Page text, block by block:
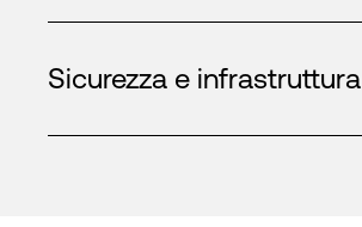
Sicurezza e infrastruttura